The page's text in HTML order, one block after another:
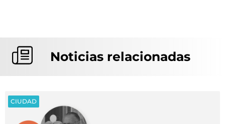
Noticias relacionadas
CIUDAD